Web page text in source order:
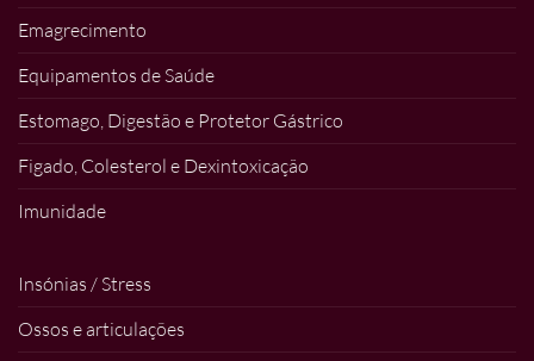
Emagrecimento
Equipamentos de Saúde
Estomago, Digestão e Protetor Gástrico
Figado, Colesterol e Dexintoxicação
Imunidade
Insónias / Stress
Ossos e articulações